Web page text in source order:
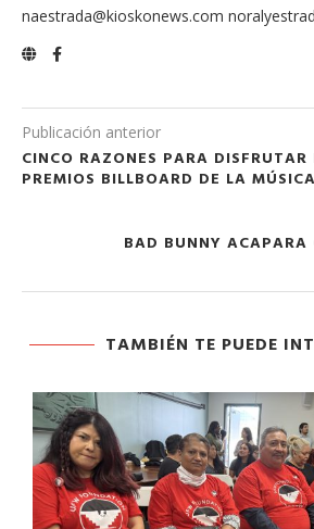
naestrada@kioskonews.com
Publicación anterior
CINCO RAZONES PARA DISFRUTAR
PREMIOS BILLBOARD DE LA
BAD BUNNY ACAPARA
TAMBIÉN TE PUEDE